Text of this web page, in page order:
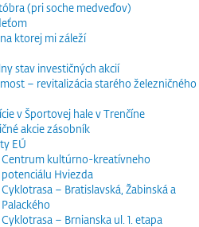
(pri soche medveďov)
ktorej mi záleží
stav investičných akcií
– revitalizácia starého železničného
v Športovej hale v Trenčíne
akcie zásobník
EÚ
Centrum kultúrno-kreatívneho
potenciálu Hviezda
Cyklotrasa – Bratislavská, Žabinská a
Palackého
Cyklotrasa – Brnianska ul. 1. etapa